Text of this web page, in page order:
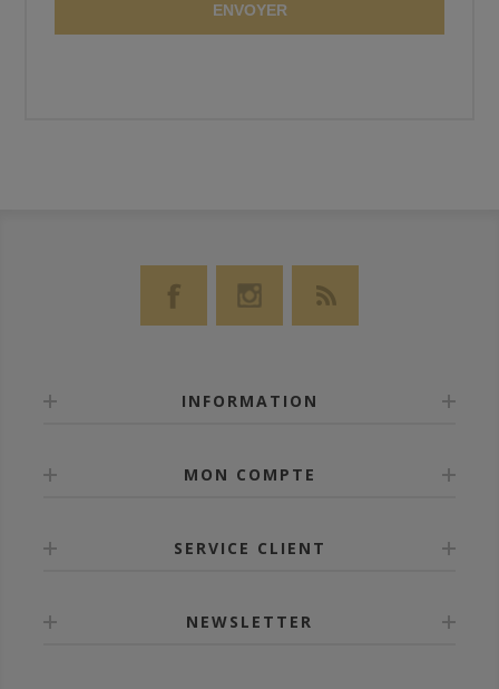
ENVOYER
INFORMATION
MON COMPTE
SERVICE CLIENT
NEWSLETTER